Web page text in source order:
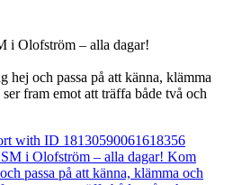
i Olofström – alla dagar!
hej och passa på att känna, klämma
fram emot att träffa både två och
with ID 18130590061618356